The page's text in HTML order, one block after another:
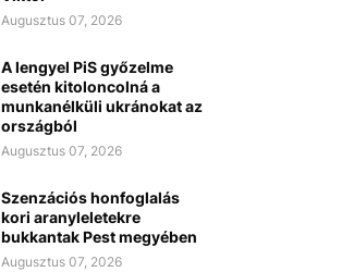
Augusztus 07, 2026
A lengyel PiS győzelme
esetén kitoloncolná a
munkanélküli ukránokat az
országból
Augusztus 07, 2026
Szenzációs honfoglalás
kori aranyleletekre
bukkantak Pest megyében
Augusztus 07, 2026